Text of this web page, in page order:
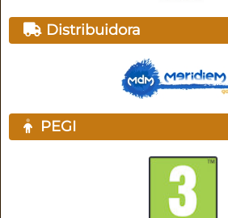
Distribuidora
PEGI